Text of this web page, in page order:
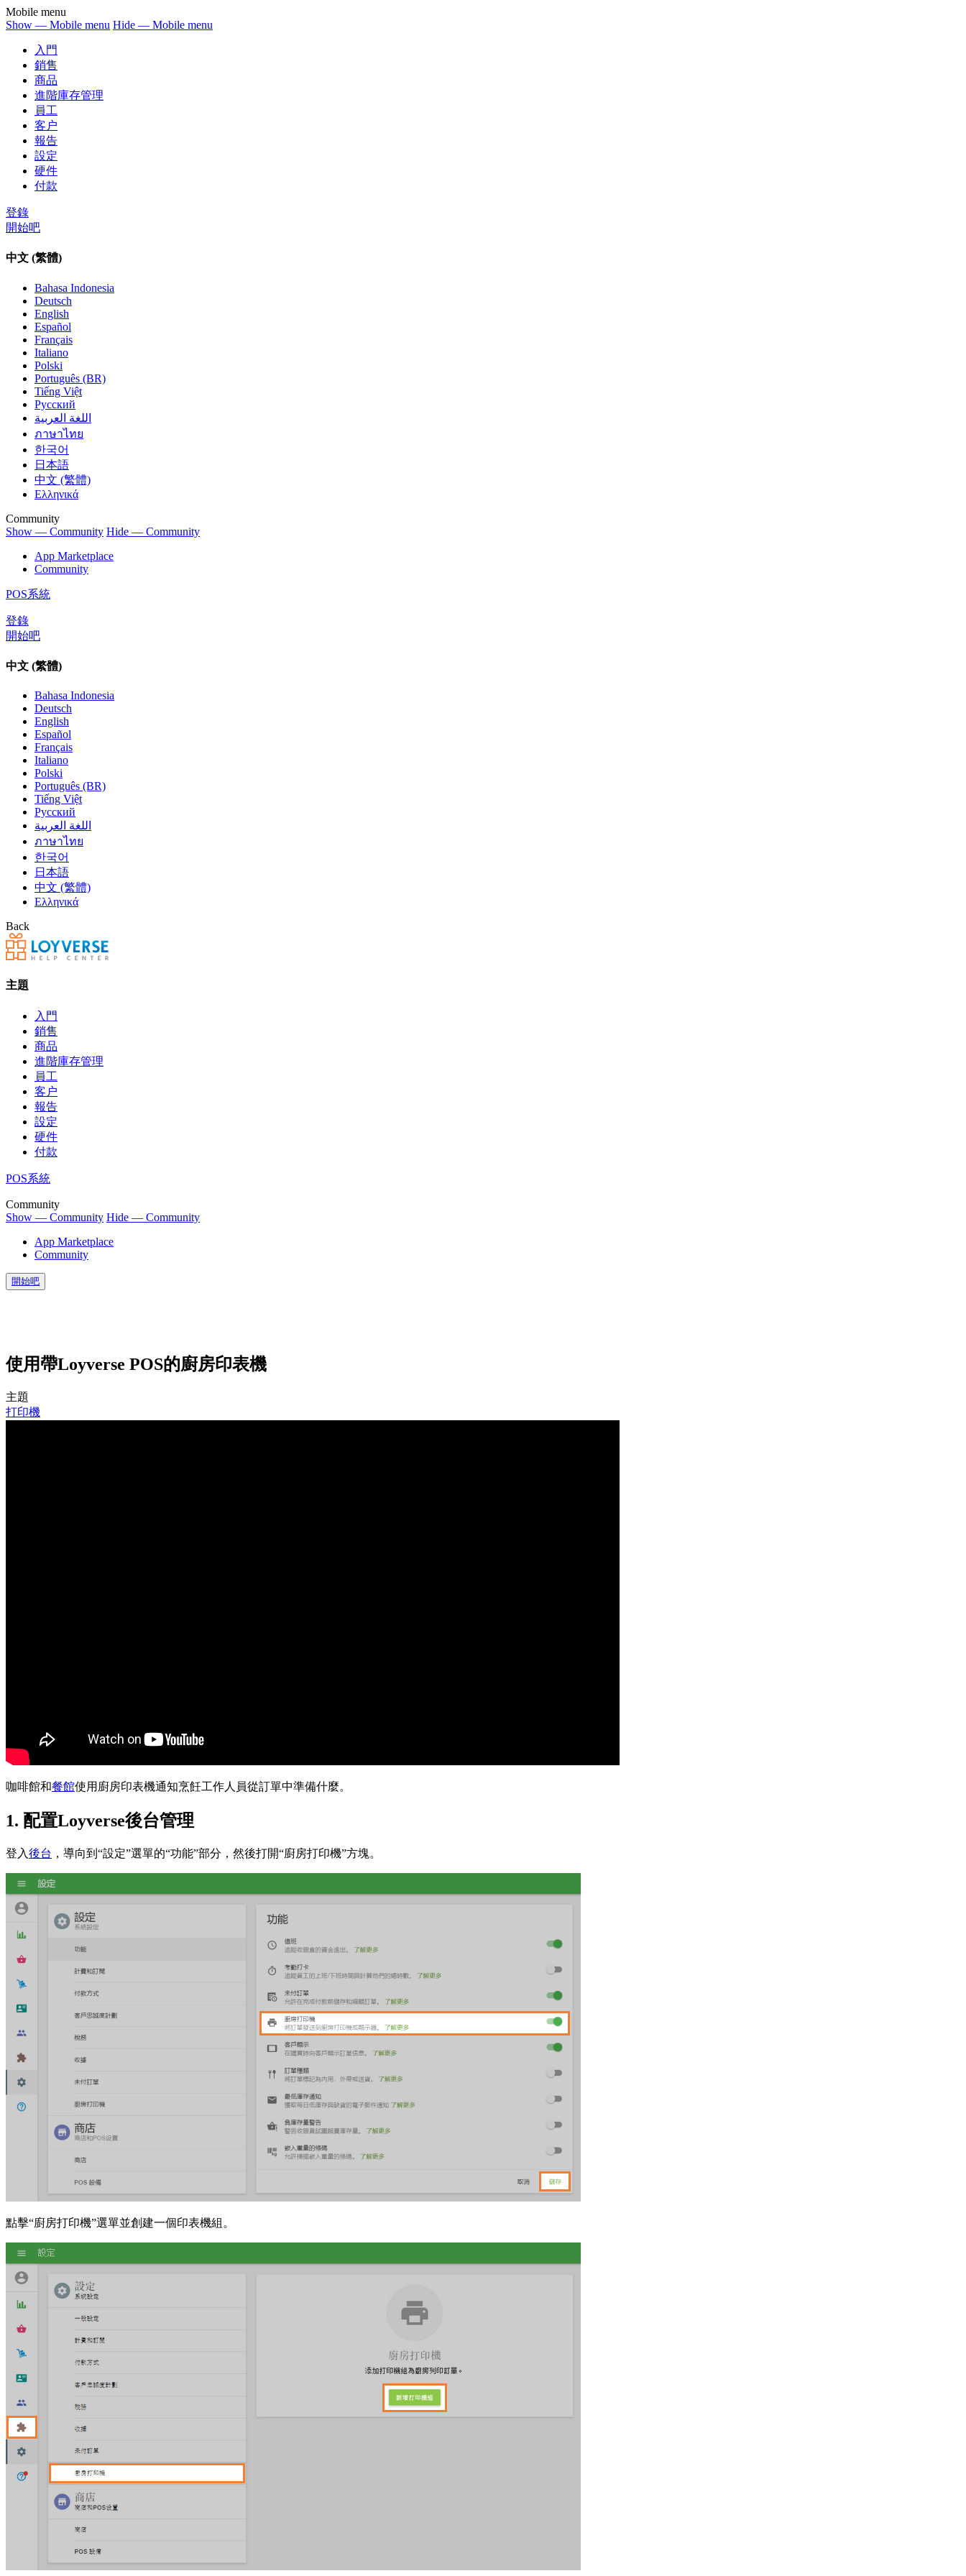
Mobile menu
Show — Mobile menu Hide — Mobile menu
入門
銷售
商品
進階庫存管理
員工
客户
報告
設定
硬件
付款
登錄
開始吧
中文 (繁體)
Bahasa Indonesia
Deutsch
English
Español
Français
Italiano
Polski
Português (BR)
Tiếng Việt
Русский
اللغة العربية
ภาษาไทย
한국어
日本語
中文 (繁體)
Ελληνικά
Community
Show — Community Hide — Community
App Marketplace
Community
POS系統
登錄
開始吧
中文 (繁體)
Bahasa Indonesia
Deutsch
English
Español
Français
Italiano
Polski
Português (BR)
Tiếng Việt
Русский
اللغة العربية
ภาษาไทย
한국어
日本語
中文 (繁體)
Ελληνικά
Back
主題
入門
銷售
商品
進階庫存管理
員工
客户
報告
設定
硬件
付款
POS系統
Community
Show — Community Hide — Community
App Marketplace
Community
開始吧
使用帶Loyverse POS的廚房印表機
主題
打印機
咖啡館和餐館使用廚房印表機通知烹飪工作人員從訂單中準備什麼。
1. 配置Loyverse後台管理
登入後台 ，導向到“設定”選單的“功能”部分，然後打開“廚房打印機”方塊。
點擊“廚房打印機”選單並創建一個印表機組。